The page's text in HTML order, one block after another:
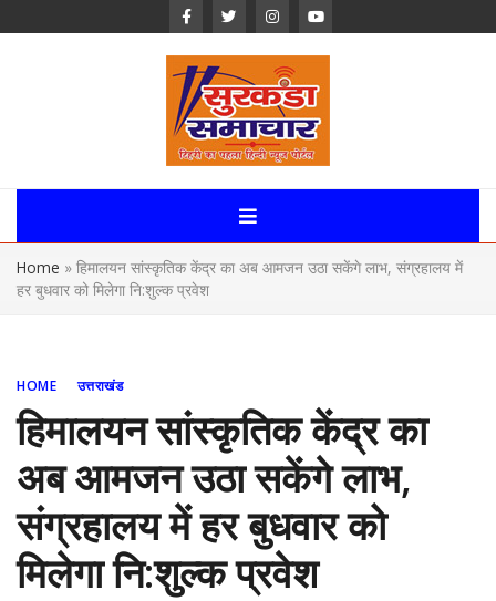
Surkanda
Samachar:
Uttarakhand,
Home » हिमालयन सांस्कृतिक केंद्र का अब आमजन उठा सकेंगे लाभ, संग्रहालय में
हर बुधवार को मिलेगा नि:शुल्क प्रवेश
HOME उत्तराखंड
हिमालयन सांस्कृतिक केंद्र का
अब आमजन उठा सकेंगे लाभ,
संग्रहालय में हर बुधवार को
मिलेगा नि:शुल्क प्रवेश